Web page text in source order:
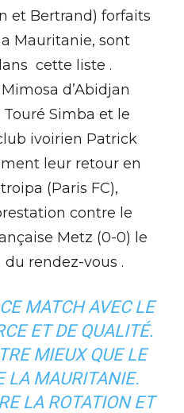
et Bertrand) forfaits
Mauritanie, sont
cette liste .
d’Abidjan
Touré Simba et le
ivoirien Patrick
leur retour en
(Paris FC),
contre le
Metz (0-0) le
rendez-vous .
MATCH AVEC LE
ET DE QUALITÉ.
MIEUX QUE LE
LA MAURITANIE.
LA ROTATION ET